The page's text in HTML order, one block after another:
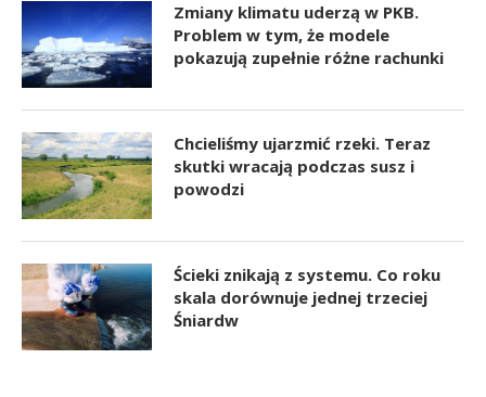
Zmiany klimatu uderzą w PKB.
Problem w tym, że modele
pokazują zupełnie różne rachunki
Chcieliśmy ujarzmić rzeki. Teraz
skutki wracają podczas susz i
powodzi
Ścieki znikają z systemu. Co roku
skala dorównuje jednej trzeciej
Śniardw